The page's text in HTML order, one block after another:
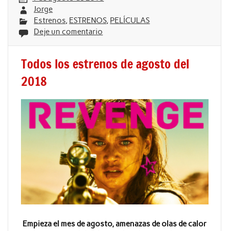
Jorge
Estrenos, ESTRENOS, PELÍCULAS
Deje un comentario
Todos los estrenos de agosto del
2018
Empieza el mes de agosto, amenazas de olas de calor